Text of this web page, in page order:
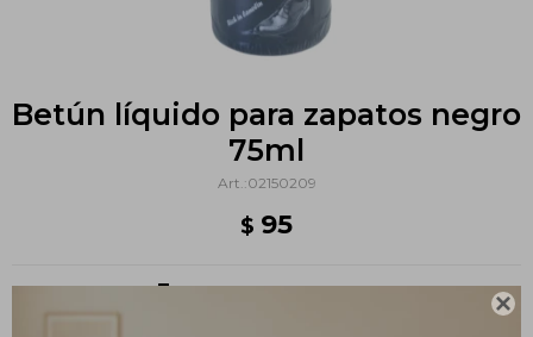

Betún líquido para zapatos negro
75ml
02150209
$ 95
Métodos y costos de envío